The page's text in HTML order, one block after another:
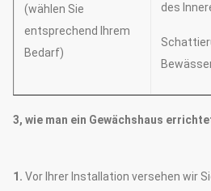
(wählen Sie
entsprechend Ihrem
Bedarf)
des
3, wie man ein Gewächshaus
1. Vor Ihrer Installation versehen wir